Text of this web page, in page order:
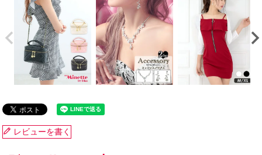
レビューを書く